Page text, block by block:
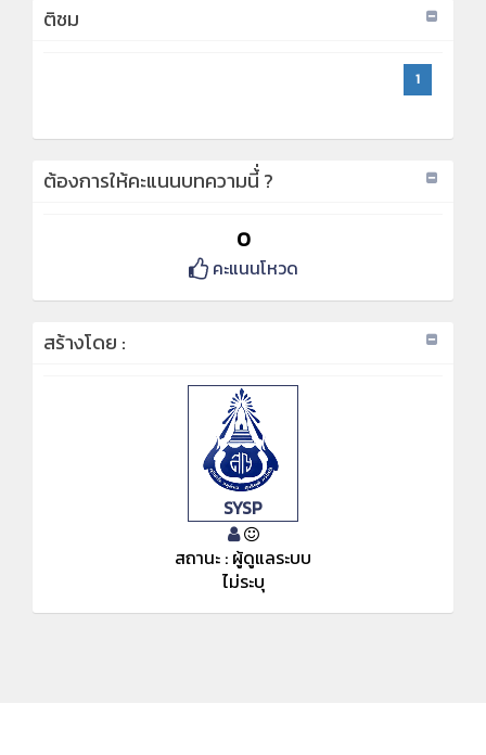
ติชม
1
ต้องการให้คะแนนบทความนี้่ ?
0
คะแนนโหวด
สร้างโดย :
SYSP
สถานะ : ผู้ดูแลระบบ
ไม่ระบุ